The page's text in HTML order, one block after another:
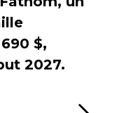
$,
2027.